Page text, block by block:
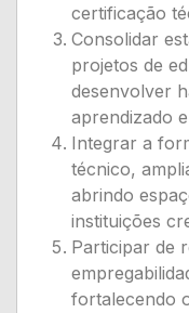
certificação
Consolidar
projetos de
desenvolver
aprendizado
Integrar a
técnico,
abrindo
instituições
Participar de
fortalecendo